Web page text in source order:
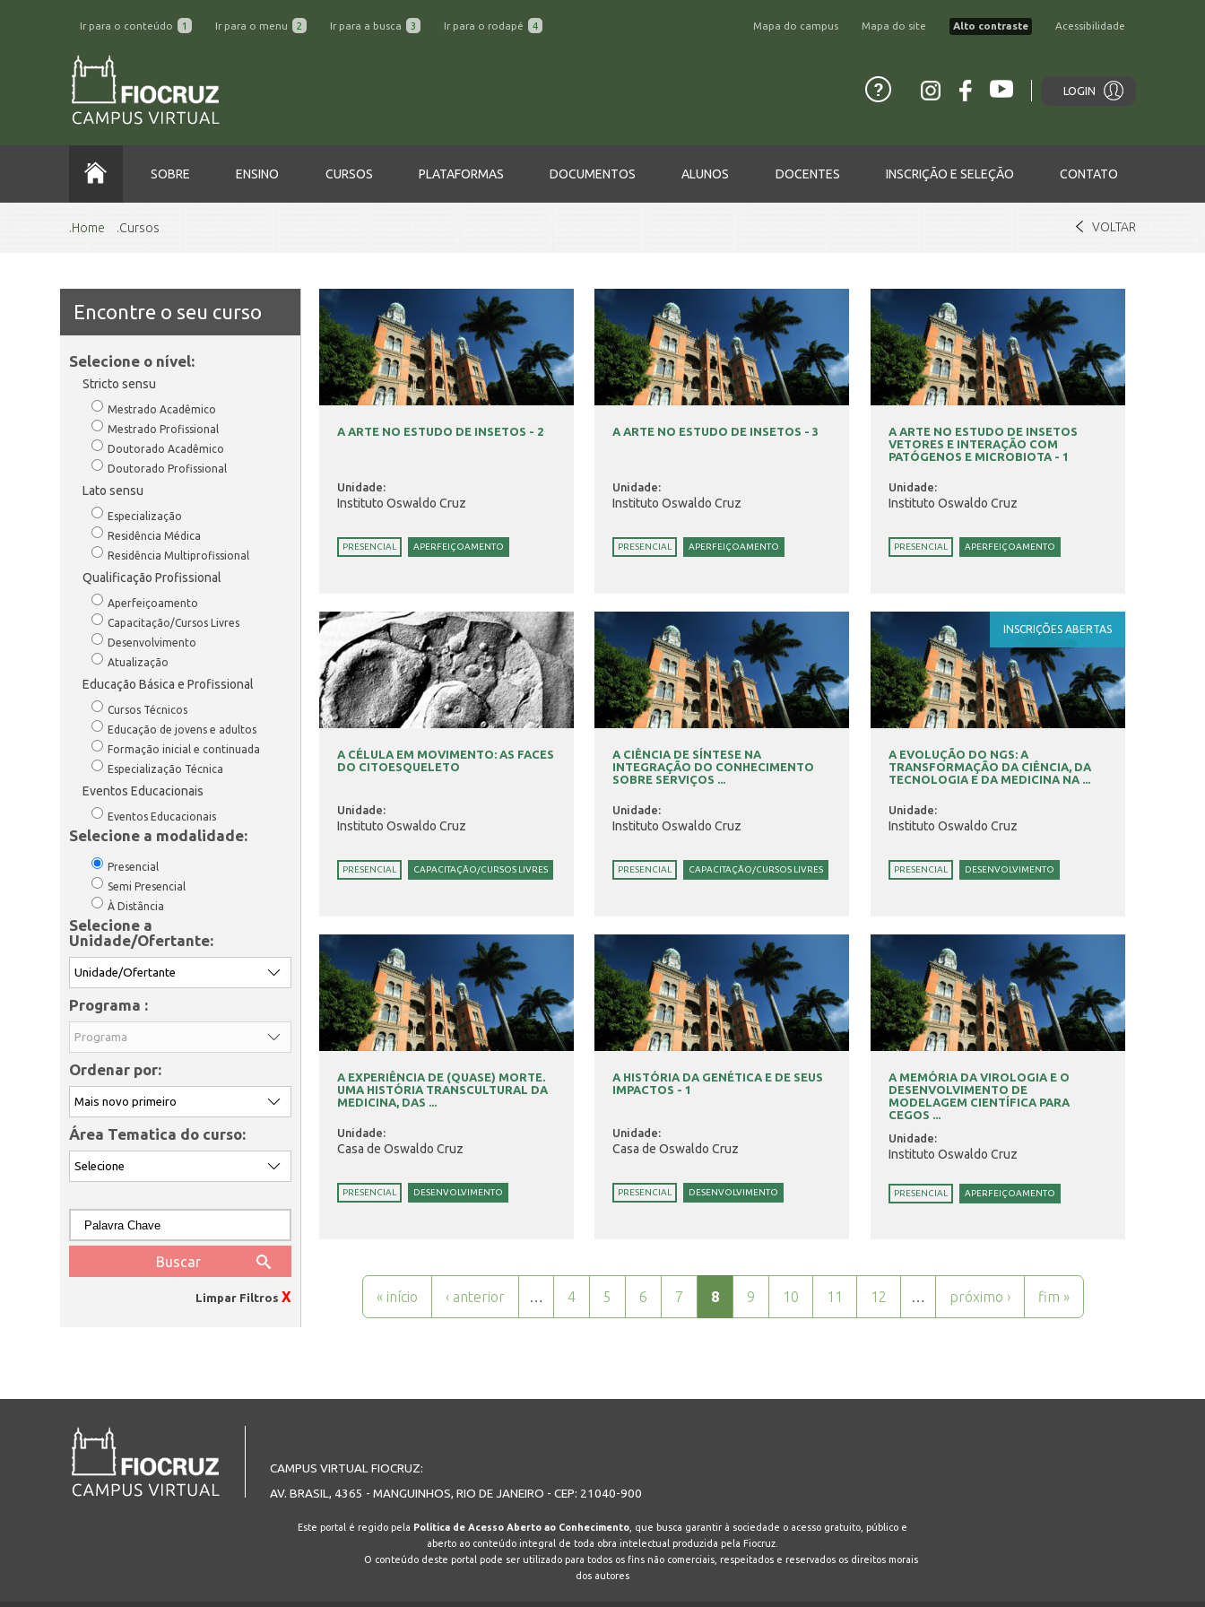
Ir para o conteúdo 1 Ir para o menu 2 Ir para a busca 3 Ir para o rodapé 4 Mapa do campus Mapa do site Alto contraste Acessibilidade
LOGIN
SOBRE ENSINO CURSOS PLATAFORMAS DOCUMENTOS ALUNOS DOCENTES INSCRIÇÃO E SELEÇÃO CONTATO
Home Cursos VOLTAR
Encontre o seu curso
Selecione o nível:
Stricto sensu
Mestrado Acadêmico
Mestrado Profissional
Doutorado Acadêmico
Doutorado Profissional
Lato sensu
Especialização
Residência Médica
Residência Multiprofissional
Qualificação Profissional
Aperfeiçoamento
Capacitação/Cursos Livres
Desenvolvimento
Atualização
Educação Básica e Profissional
Cursos Técnicos
Educação de jovens e adultos
Formação inicial e continuada
Especialização Técnica
Eventos Educacionais
Eventos Educacionais
Selecione a modalidade:
Presencial
Semi Presencial
À Distância
Selecione a
Unidade/Ofertante:
Programa :
Ordenar por:
Área Tematica do curso:
Limpar Filtros X
A ARTE NO ESTUDO DE INSETOS - 2
Unidade:
Instituto Oswaldo Cruz
PRESENCIAL APERFEIÇOAMENTO
A ARTE NO ESTUDO DE INSETOS - 3
Unidade:
Instituto Oswaldo Cruz
PRESENCIAL APERFEIÇOAMENTO
A ARTE NO ESTUDO DE INSETOS
VETORES E INTERAÇÃO COM
PATÓGENOS E MICROBIOTA - 1
Unidade:
Instituto Oswaldo Cruz
PRESENCIAL APERFEIÇOAMENTO
A CÉLULA EM MOVIMENTO: AS FACES
DO CITOESQUELETO
Unidade:
Instituto Oswaldo Cruz
PRESENCIAL CAPACITAÇÃO/CURSOS LIVRES
A CIÊNCIA DE SÍNTESE NA
INTEGRAÇÃO DO CONHECIMENTO
SOBRE SERVIÇOS ...
Unidade:
Instituto Oswaldo Cruz
PRESENCIAL CAPACITAÇÃO/CURSOS LIVRES
INSCRIÇÕES ABERTAS
A EVOLUÇÃO DO NGS: A
TRANSFORMAÇÃO DA CIÊNCIA, DA
TECNOLOGIA E DA MEDICINA NA ...
Unidade:
Instituto Oswaldo Cruz
PRESENCIAL DESENVOLVIMENTO
A EXPERIÊNCIA DE (QUASE) MORTE.
UMA HISTÓRIA TRANSCULTURAL DA
MEDICINA, DAS ...
Unidade:
Casa de Oswaldo Cruz
PRESENCIAL DESENVOLVIMENTO
A HISTÓRIA DA GENÉTICA E DE SEUS
IMPACTOS - 1
Unidade:
Casa de Oswaldo Cruz
PRESENCIAL DESENVOLVIMENTO
A MEMÓRIA DA VIROLOGIA E O
DESENVOLVIMENTO DE
MODELAGEM CIENTÍFICA PARA
CEGOS ...
Unidade:
Instituto Oswaldo Cruz
PRESENCIAL APERFEIÇOAMENTO
« início ‹ anterior … 4 5 6 7 8 9 10 11 12 … próximo › fim »
CAMPUS VIRTUAL FIOCRUZ:
AV. BRASIL, 4365 - MANGUINHOS, RIO DE JANEIRO - CEP: 21040-900
Este portal é regido pela Política de Acesso Aberto ao Conhecimento , que busca garantir à sociedade o acesso gratuito, público e
aberto ao conteúdo integral de toda obra intelectual produzida pela Fiocruz.
O conteúdo deste portal pode ser utilizado para todos os fins não comerciais, respeitados e reservados os direitos morais
dos autores